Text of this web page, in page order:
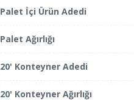
Palet İçi Ürün Adedi
Palet Ağırlığı
20' Konteyner Adedi
20' Konteyner Ağırlığı